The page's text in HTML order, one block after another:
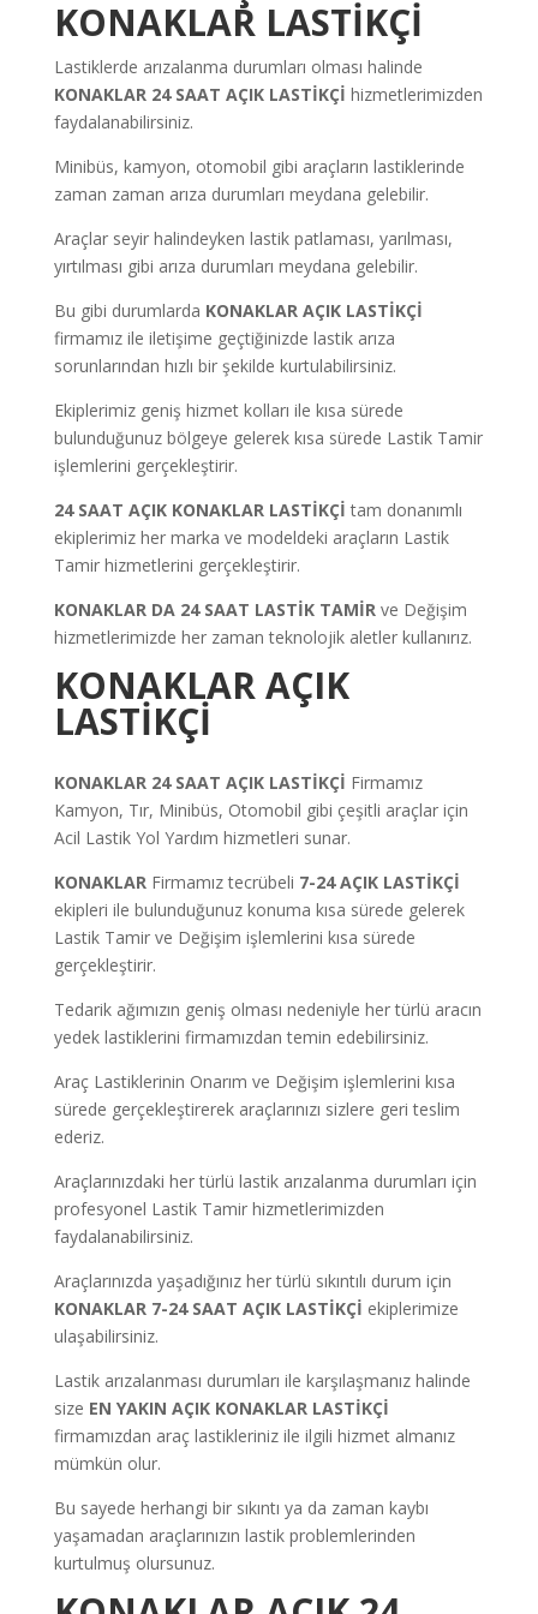
KONAKLAR LASTİKÇİ
Lastiklerde arızalanma durumları olması halinde
KONAKLAR 24 SAAT AÇIK LASTİKÇİ hizmetlerimizden
faydalanabilirsiniz.
Minibüs, kamyon, otomobil gibi araçların lastiklerinde
zaman zaman arıza durumları meydana gelebilir.
Araçlar seyir halindeyken lastik patlaması, yarılması,
yırtılması gibi arıza durumları meydana gelebilir.
Bu gibi durumlarda KONAKLAR AÇIK LASTİKÇİ
firmamız ile iletişime geçtiğinizde lastik arıza
sorunlarından hızlı bir şekilde kurtulabilirsiniz.
Ekiplerimiz geniş hizmet kolları ile kısa sürede
bulunduğunuz bölgeye gelerek kısa sürede Lastik Tamir
işlemlerini gerçekleştirir.
24 SAAT AÇIK KONAKLAR LASTİKÇİ tam donanımlı
ekiplerimiz her marka ve modeldeki araçların Lastik
Tamir hizmetlerini gerçekleştirir.
KONAKLAR DA 24 SAAT LASTİK TAMİRve Değişim
hizmetlerimizde her zaman teknolojik aletler kullanırız.
KONAKLAR AÇIK
LASTİKÇİ
KONAKLAR 24 SAAT AÇIK LASTİKÇİ Firmamız
Kamyon, Tır, Minibüs, Otomobil gibi çeşitli araçlar için
Acil Lastik Yol Yardım hizmetleri sunar.
KONAKLARFirmamız tecrübeli 7-24 AÇIK LASTİKÇİ
ekipleri ile bulunduğunuz konuma kısa sürede gelerek
Lastik Tamir ve Değişim işlemlerini kısa sürede
gerçekleştirir.
Tedarik ağımızın geniş olması nedeniyle her türlü aracın
yedek lastiklerini firmamızdan temin edebilirsiniz.
Araç Lastiklerinin Onarım ve Değişim işlemlerini kısa
sürede gerçekleştirerek araçlarınızı sizlere geri teslim
ederiz.
Araçlarınızdaki her türlü lastik arızalanma durumları için
profesyonel Lastik Tamir hizmetlerimizden
faydalanabilirsiniz.
Araçlarınızda yaşadığınız her türlü sıkıntılı durum için
KONAKLAR 7-24 SAAT AÇIK LASTİKÇİ ekiplerimize
ulaşabilirsiniz.
Lastik arızalanması durumları ile karşılaşmanız halinde
size EN YAKIN AÇIK KONAKLAR LASTİKÇİ
firmamızdan araç lastikleriniz ile ilgili hizmet almanız
mümkün olur.
Bu sayede herhangi bir sıkıntı ya da zaman kaybı
yaşamadan araçlarınızın lastik problemlerinden
kurtulmuş olursunuz.